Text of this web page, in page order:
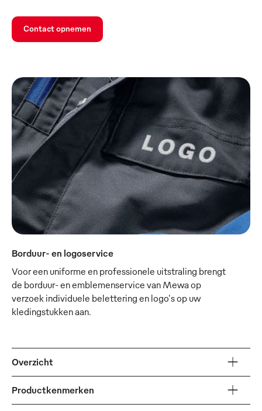
Contact opnemen
Borduur- en logoservice
Voor een uniforme en professionele uitstraling brengt
de borduur- en emblemenservice van Mewa op
verzoek individuele belettering en logo's op uw
kledingstukken aan.
Overzicht
Productkenmerken